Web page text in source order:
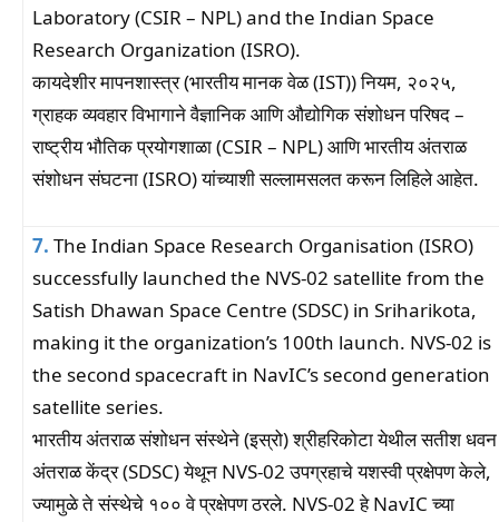
Laboratory (CSIR – NPL) and the Indian Space
Research Organization (ISRO).
कायदेशीर मापनशास्त्र (भारतीय मानक वेळ (IST)) नियम, २०२५,
ग्राहक व्यवहार विभागाने वैज्ञानिक आणि औद्योगिक संशोधन परिषद –
राष्ट्रीय भौतिक प्रयोगशाळा (CSIR – NPL) आणि भारतीय अंतराळ
संशोधन संघटना (ISRO) यांच्याशी सल्लामसलत करून लिहिले आहेत.
7. The Indian Space Research Organisation (ISRO)
successfully launched the NVS-02 satellite from the
Satish Dhawan Space Centre (SDSC) in Sriharikota,
making it the organization’s 100th launch. NVS-02 is
the second spacecraft in NavIC’s second generation
satellite series.
भारतीय अंतराळ संशोधन संस्थेने (इस्रो) श्रीहरिकोटा येथील सतीश धवन
अंतराळ केंद्र (SDSC) येथून NVS-02 उपग्रहाचे यशस्वी प्रक्षेपण केले,
ज्यामुळे ते संस्थेचे १०० वे प्रक्षेपण ठरले. NVS-02 हे NavIC च्या